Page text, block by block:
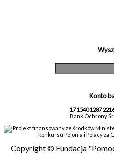
Konto
17 1540 1287
Bank Ochrony
Projekt finansowany ze środków
konkursu Polonia i Polacy za
Copyright © Fundacja